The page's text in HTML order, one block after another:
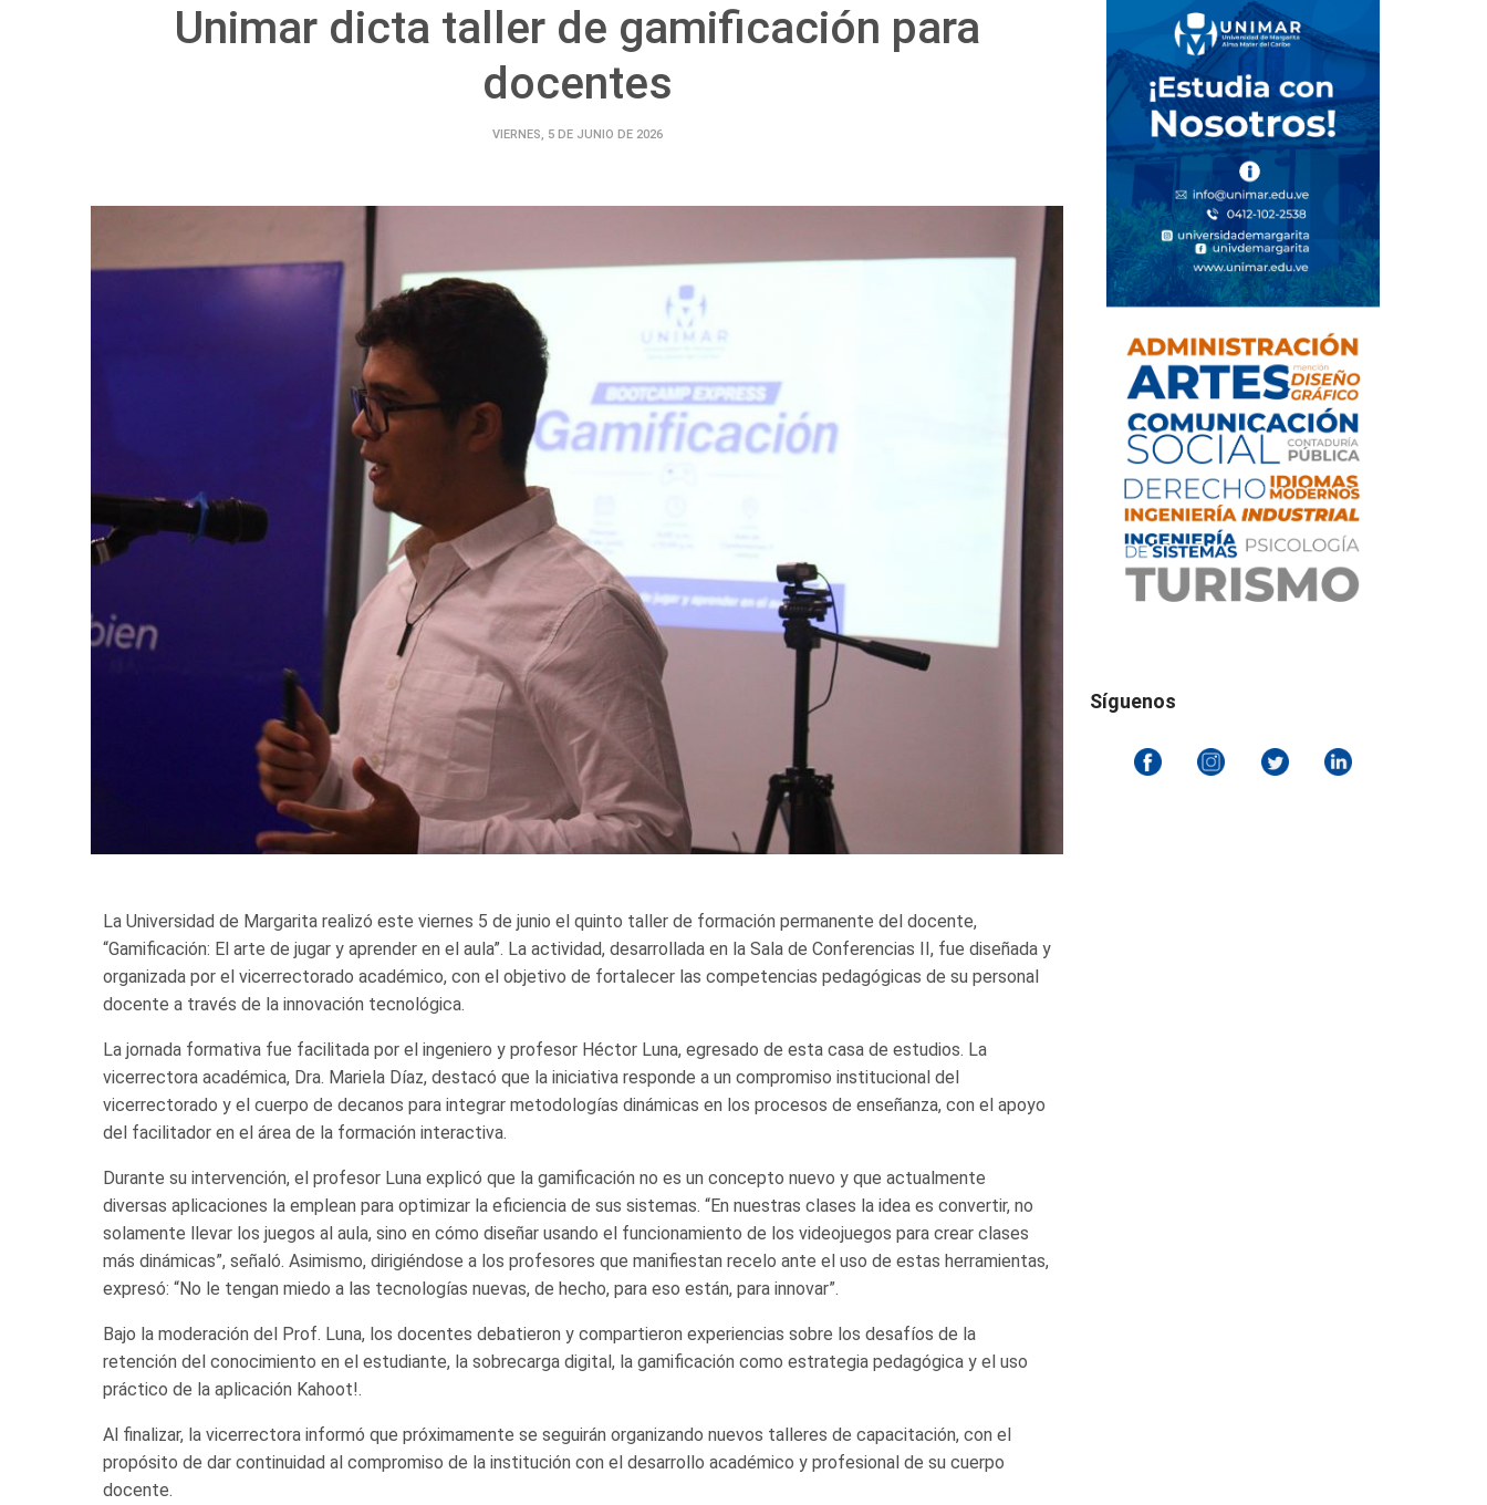
Unimar dicta taller de gamificación para
docentes
VIERNES, 5 DE JUNIO DE 2026
La Universidad de Margarita realizó este viernes 5 de junio el quinto taller de formación permanente del docente,
“Gamificación: El arte de jugar y aprender en el aula”. La actividad, desarrollada en la Sala de Conferencias II, fue diseñada y
organizada por el vicerrectorado académico, con el objetivo de fortalecer las competencias pedagógicas de su personal
docente a través de la innovación tecnológica.
La jornada formativa fue facilitada por el ingeniero y profesor Héctor Luna, egresado de esta casa de estudios. La
vicerrectora académica, Dra. Mariela Díaz, destacó que la iniciativa responde a un compromiso institucional del
vicerrectorado y el cuerpo de decanos para integrar metodologías dinámicas en los procesos de enseñanza, con el apoyo
del facilitador en el área de la formación interactiva.
Durante su intervención, el profesor Luna explicó que la gamificación no es un concepto nuevo y que actualmente
diversas aplicaciones la emplean para optimizar la eficiencia de sus sistemas. “En nuestras clases la idea es convertir, no
solamente llevar los juegos al aula, sino en cómo diseñar usando el funcionamiento de los videojuegos para crear clases
más dinámicas”, señaló. Asimismo, dirigiéndose a los profesores que manifiestan recelo ante el uso de estas herramientas,
expresó: “No le tengan miedo a las tecnologías nuevas, de hecho, para eso están, para innovar”.
Bajo la moderación del Prof. Luna, los docentes debatieron y compartieron experiencias sobre los desafíos de la
retención del conocimiento en el estudiante, la sobrecarga digital, la gamificación como estrategia pedagógica y el uso
práctico de la aplicación Kahoot!.
Al finalizar, la vicerrectora informó que próximamente se seguirán organizando nuevos talleres de capacitación, con el
propósito de dar continuidad al compromiso de la institución con el desarrollo académico y profesional de su cuerpo
docente.
Síguenos